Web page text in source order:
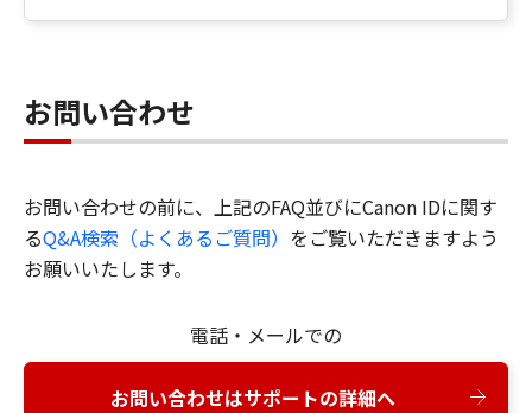
お問い合わせ
お問い合わせの前に、上記のFAQ並びにCanon IDに関す
るQ&A検索（よくあるご質問） をご覧いただきますよう
お願いいたします。
電話・メールでの
お問い合わせはサポートの詳細へ